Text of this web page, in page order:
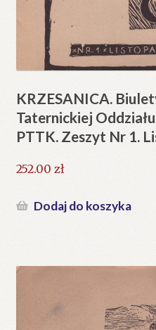
KRZESANICA.
Taternickiej
PTTK. Zeszyt Nr 1.
252.00 zł
Dodaj do koszyka